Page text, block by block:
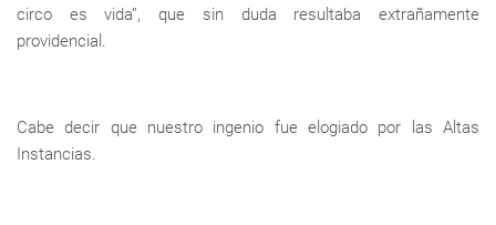
circo es vida”, que sin duda resultaba extrañamente
providencial.
Cabe decir que nuestro ingenio fue elogiado por las Altas
Instancias.